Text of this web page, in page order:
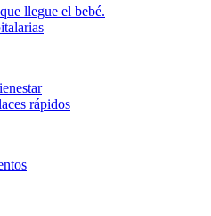
llegue el bebé.
rápidos